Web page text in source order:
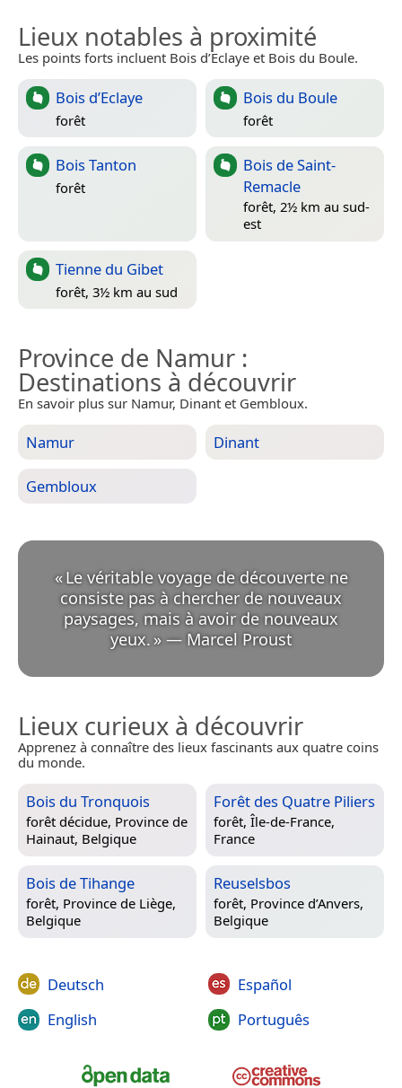
Lieux notables à proximité
Les points forts incluent Bois d’Eclaye et Bois du Boule.
Bois d’Eclaye
forêt
Bois du Boule
forêt
Bois Tanton
forêt
Bois de Saint-
Remacle
forêt, 2½ km au sud-
est
Tienne du Gibet
forêt, 3½ km au sud
Province de Namur :
Destinations à découvrir
En savoir plus sur Namur, Dinant et Gembloux.
Namur Dinant
Gembloux
«Le véritable voyage de découverte ne
consiste pas à chercher de nouveaux
paysages, mais à avoir de nouveaux
yeux. » — Marcel Proust
Lieux curieux à découvrir
Apprenez à connaître des lieux fascinants aux quatre coins
du monde.
Bois du Tronquois
forêt décidue, Province de
Hainaut, Belgique
Forêt des Quatre Piliers
forêt, Île-de-France,
France
Bois de Tihange
forêt, Province de Liège,
Belgique
Reuselsbos
forêt, Province d’Anvers,
Belgique
Deutsch
English
Español
Português